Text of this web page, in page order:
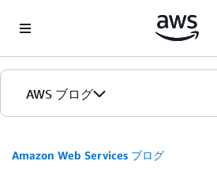
AWS ブログ
Amazon Web Services ブログ